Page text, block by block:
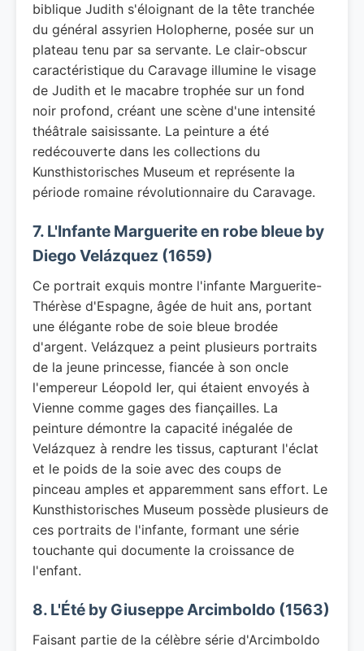
biblique Judith s'éloignant de la tête tranchée
du général assyrien Holopherne, posée sur un
plateau tenu par sa servante. Le clair-obscur
caractéristique du Caravage illumine le visage
de Judith et le macabre trophée sur un fond
noir profond, créant une scène d'une intensité
théâtrale saisissante. La peinture a été
redécouverte dans les collections du
Kunsthistorisches Museum et représente la
période romaine révolutionnaire du Caravage.
7. L'Infante Marguerite en robe bleue by
Diego Velázquez (1659)
Ce portrait exquis montre l'infante Marguerite-
Thérèse d'Espagne, âgée de huit ans, portant
une élégante robe de soie bleue brodée
d'argent. Velázquez a peint plusieurs portraits
de la jeune princesse, fiancée à son oncle
l'empereur Léopold Ier, qui étaient envoyés à
Vienne comme gages des fiançailles. La
peinture démontre la capacité inégalée de
Velázquez à rendre les tissus, capturant l'éclat
et le poids de la soie avec des coups de
pinceau amples et apparemment sans effort. Le
Kunsthistorisches Museum possède plusieurs de
ces portraits de l'infante, formant une série
touchante qui documente la croissance de
l'enfant.
8. L'Été by Giuseppe Arcimboldo (1563)
Faisant partie de la célèbre série d'Arcimboldo